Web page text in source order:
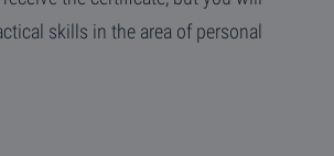
skills in the area of personal